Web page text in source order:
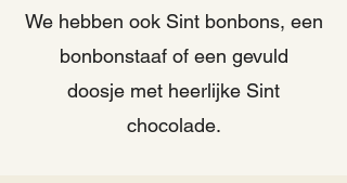
We hebben ook Sint bonbons, een
bonbonstaaf of een gevuld
doosje met heerlijke Sint
chocolade.